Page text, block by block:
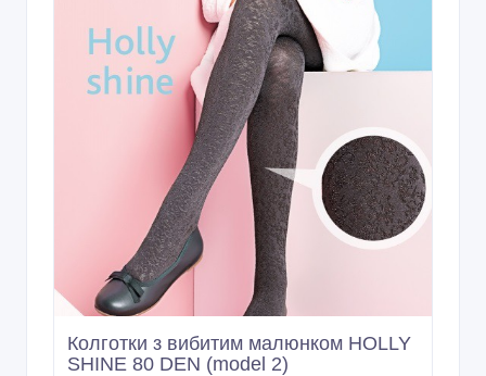
Колготки з вибитим малюнком HOLLY
SHINE 80 DEN (model 2)